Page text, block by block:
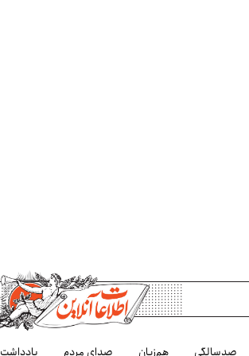
صدسالگی هم‌زبان صدای مردم یادداشت